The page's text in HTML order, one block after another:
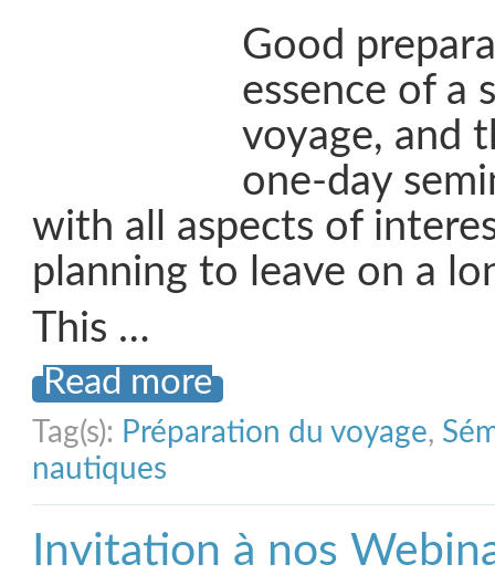
Good
essence of a
voyage, and
one-day
with all aspects of
planning to leave on a
This …
Read more
Tag(s): Préparation du voyage,
nautiques
Invitation à nos